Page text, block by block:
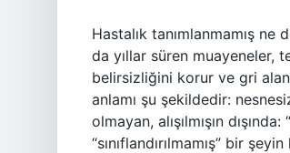
Hastalık tanımlanmamış ne
da yıllar süren
belirsizliğini korur ve gri alan
anlamı şu şekildedir:
olmayan, alışılmışın
“sınıflandırılmamış” bir